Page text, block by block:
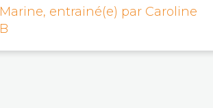
Marine, entrainé(e) par Caroline
B